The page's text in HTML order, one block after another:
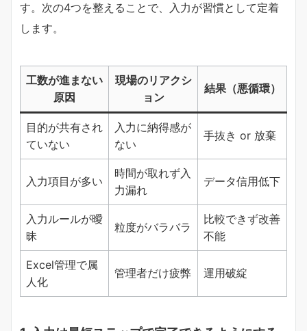
す。次の4つを整えることで、入力が習慣として定着
します。
工数が進まない
原因
現場のリアクシ
ョン
結果（悪循環）
目的が共有され
ていない
入力に納得感が
ない
手抜き or 放棄
入力項目が多い
時間が取れず入
力漏れ
データ信用低下
入力ルールが曖
昧
粒度がバラバラ
比較できず改善
不能
Excel管理で属
人化
管理者だけ疲弊 運用破綻